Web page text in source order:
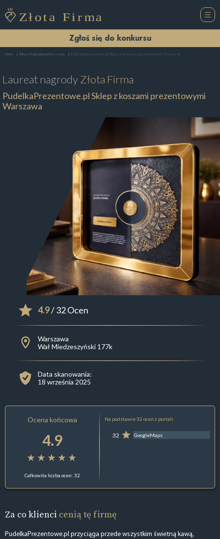
Zgłoś się do konkursu
Home Sklep z Podarunkami Warszawa PudelkaPrezentowe.pl Sklep z koszami prezentowymi Warszawa
Laureat nagrodyZłota Firma
PudelkaPrezentowe.pl Sklep z koszami prezentowymi
Warszawa
4.9/ 32 Ocen
Warszawa
Wał Miedzeszyński 177k
Data skanowania:
18 września 2025
Ocena końcowa
4.9
Całkowita liczba ocen: 32
Na podstawie 32 ocen z portali:
32 GoogleMaps
Za co klienci cenią tę firmę
PudelkaPrezentowe.pl przyciąga przede wszystkim świetną kawą,